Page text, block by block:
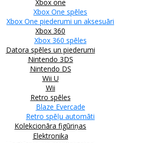
Xbox one
Xbox One spēles
Xbox One piederumi un aksesuāri
Xbox 360
Xbox 360 spēles
Datora spēles un piederumi
Nintendo 3DS
Nintendo DS
Wii U
Wii
Retro spēles
Blaze Evercade
Retro spēļu automāti
Kolekcionāra figūriņas
Elektronika